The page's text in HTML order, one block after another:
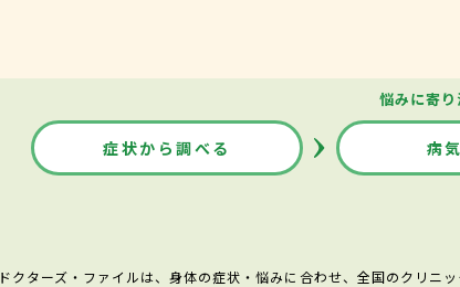
悩みに寄
症状から調べる 病
ドクターズ・ファイルは、身体の症状・悩みに合わせ、全国のクリニ